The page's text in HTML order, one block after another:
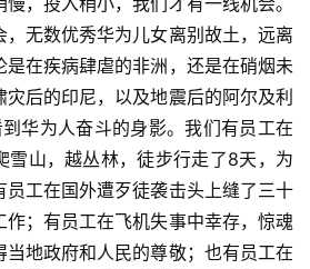
，无数优秀华为儿女离别故土，远离
是在疾病肆虐的非洲，还是在硝烟未
后的印尼，以及地震后的阿尔及利
华为人奋斗的身影。我们有员工在
雪山，越丛林，徒步行走了8天，为
员工在国外遭歹徒袭击头上缝了三十
作；有员工在飞机失事中幸存，惊魂
当地政府和人民的尊敬；也有员工在